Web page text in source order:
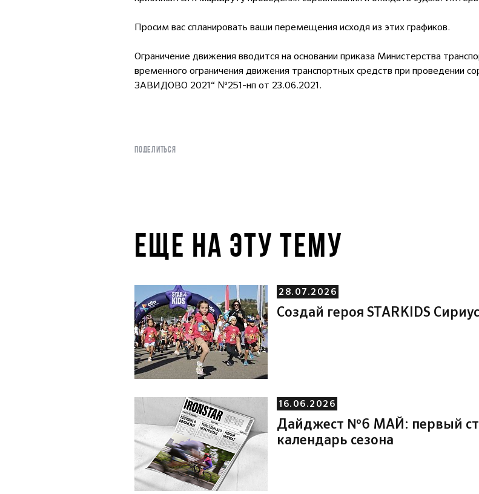
Просим вас спланировать ваши перемещения исходя из этих графиков.
Ограничение движения вводится на основании приказа Министерства
временного ограничения движения транспортных средств при проведении
ЗАВИДОВО 2021“ №251-нп от 23.06.2021.
ПОДЕЛИТЬСЯ
ЕЩЕ НА ЭТУ ТЕМУ
28.07.2026
Создай героя STARKIDS
16.06.2026
Дайджест №6 МАЙ: первый
календарь сезона